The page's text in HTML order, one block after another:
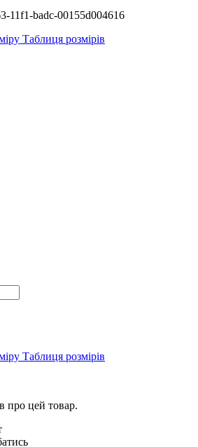
11f1-badc-00155d004616
Таблиця розмірів
Таблиця розмірів
про цей товар.